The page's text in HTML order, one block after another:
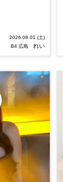
2026.08.01 (土)
B4 広島
れい